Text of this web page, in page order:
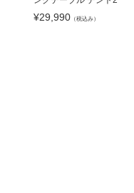
¥29,990（税込み）